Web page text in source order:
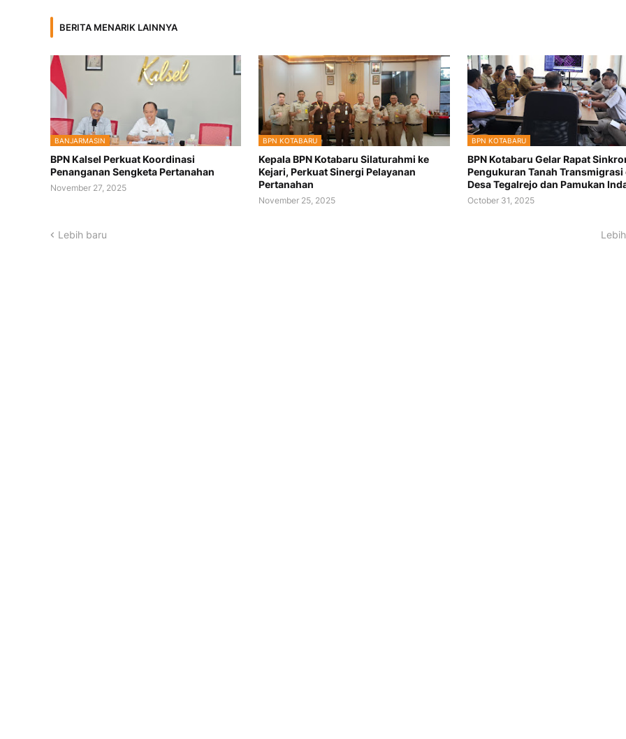
BERITA MENARIK LAINNYA
BANJARMASIN
BPN Kalsel Perkuat Koordinasi
Penanganan Sengketa Pertanahan
November 27, 2025
BPN KOTABARU
Kepala BPN Kotabaru Silaturahmi ke
Kejari, Perkuat Sinergi Pelayanan
Pertanahan
November 25, 2025
BPN KOTABARU
BPN Kotabaru Gelar Rapat
Pengukuran Tanah Transmigrasi
Desa Tegalrejo dan Pamukan
October 31, 2025
Lebih baru